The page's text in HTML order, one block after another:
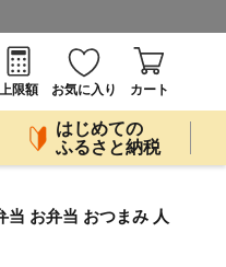
上限額
お気に入り カート
はじめての
ふるさと納税
当 お弁当 おつまみ 人